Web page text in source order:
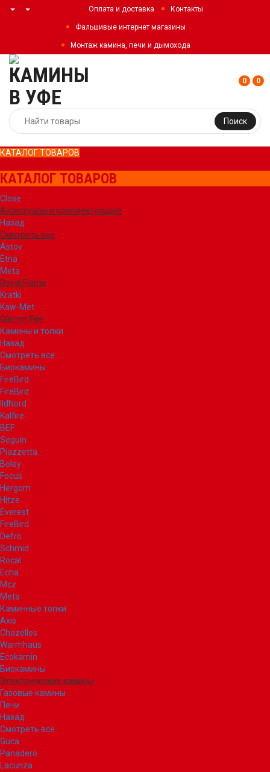
Оплата и доставка Контакты
Фальшивые интернет магазины
Монтаж камина, печи и дымохода
Поиск
0 0
КАТАЛОГ ТОВАРОВ
КАТАЛОГ ТОВАРОВ
Close
Аксессуары и комплектующие
Назад
Смотреть все
Astov
Etna
Meta
Royal Flame
Kratki
Kaw-Met
Glamm Fire
Камины и топки
Назад
Смотреть все
Биокамины
FireBird
FireBird
IldNord
Kalfire
BEF
Seguin
Piazzetta
Boley
Focus
Hergom
Hitze
Everest
FireBird
Defro
Schmid
Rocal
Echa
Mcz
Meta
Каминные топки
Axis
Chazelles
Warmhaus
Ecokamin
Биокамины
Электрические камины
Газовые камины
Печи
Назад
Смотреть все
Guca
Panadero
Lacunza